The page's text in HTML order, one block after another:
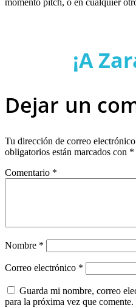
momento pitch, o en cualquier
¡A
Dejar un
Tu dirección de correo
obligatorios están marcados con *
Comentario *
Nombre *
Correo electrónico *
Guarda mi nombre, correo
para la próxima vez que comente.